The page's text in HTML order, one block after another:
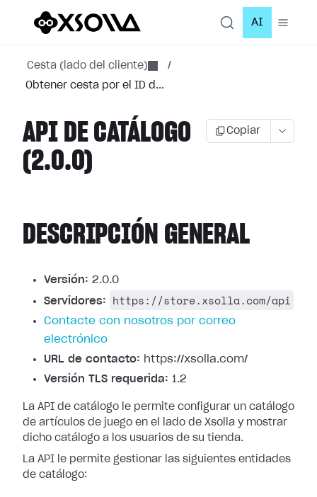
AI
Cesta (lado del cliente)
/
Obtener cesta por el ID d...
API DE CATÁLOGO
(2.0.0)
Copiar
DESCRIPCIÓN GENERAL
Versión: 2.0.0
Servidores:
https://store.xsolla.com/api
Contacte con nosotros por correo
electrónico
URL de contacto: https://xsolla.com/
Versión TLS requerida: 1.2
La API de catálogo le permite configurar un catálogo
de artículos de juego en el lado de Xsolla y mostrar
dicho catálogo a los usuarios de su tienda.
La API le permite gestionar las siguientes entidades
de catálogo: